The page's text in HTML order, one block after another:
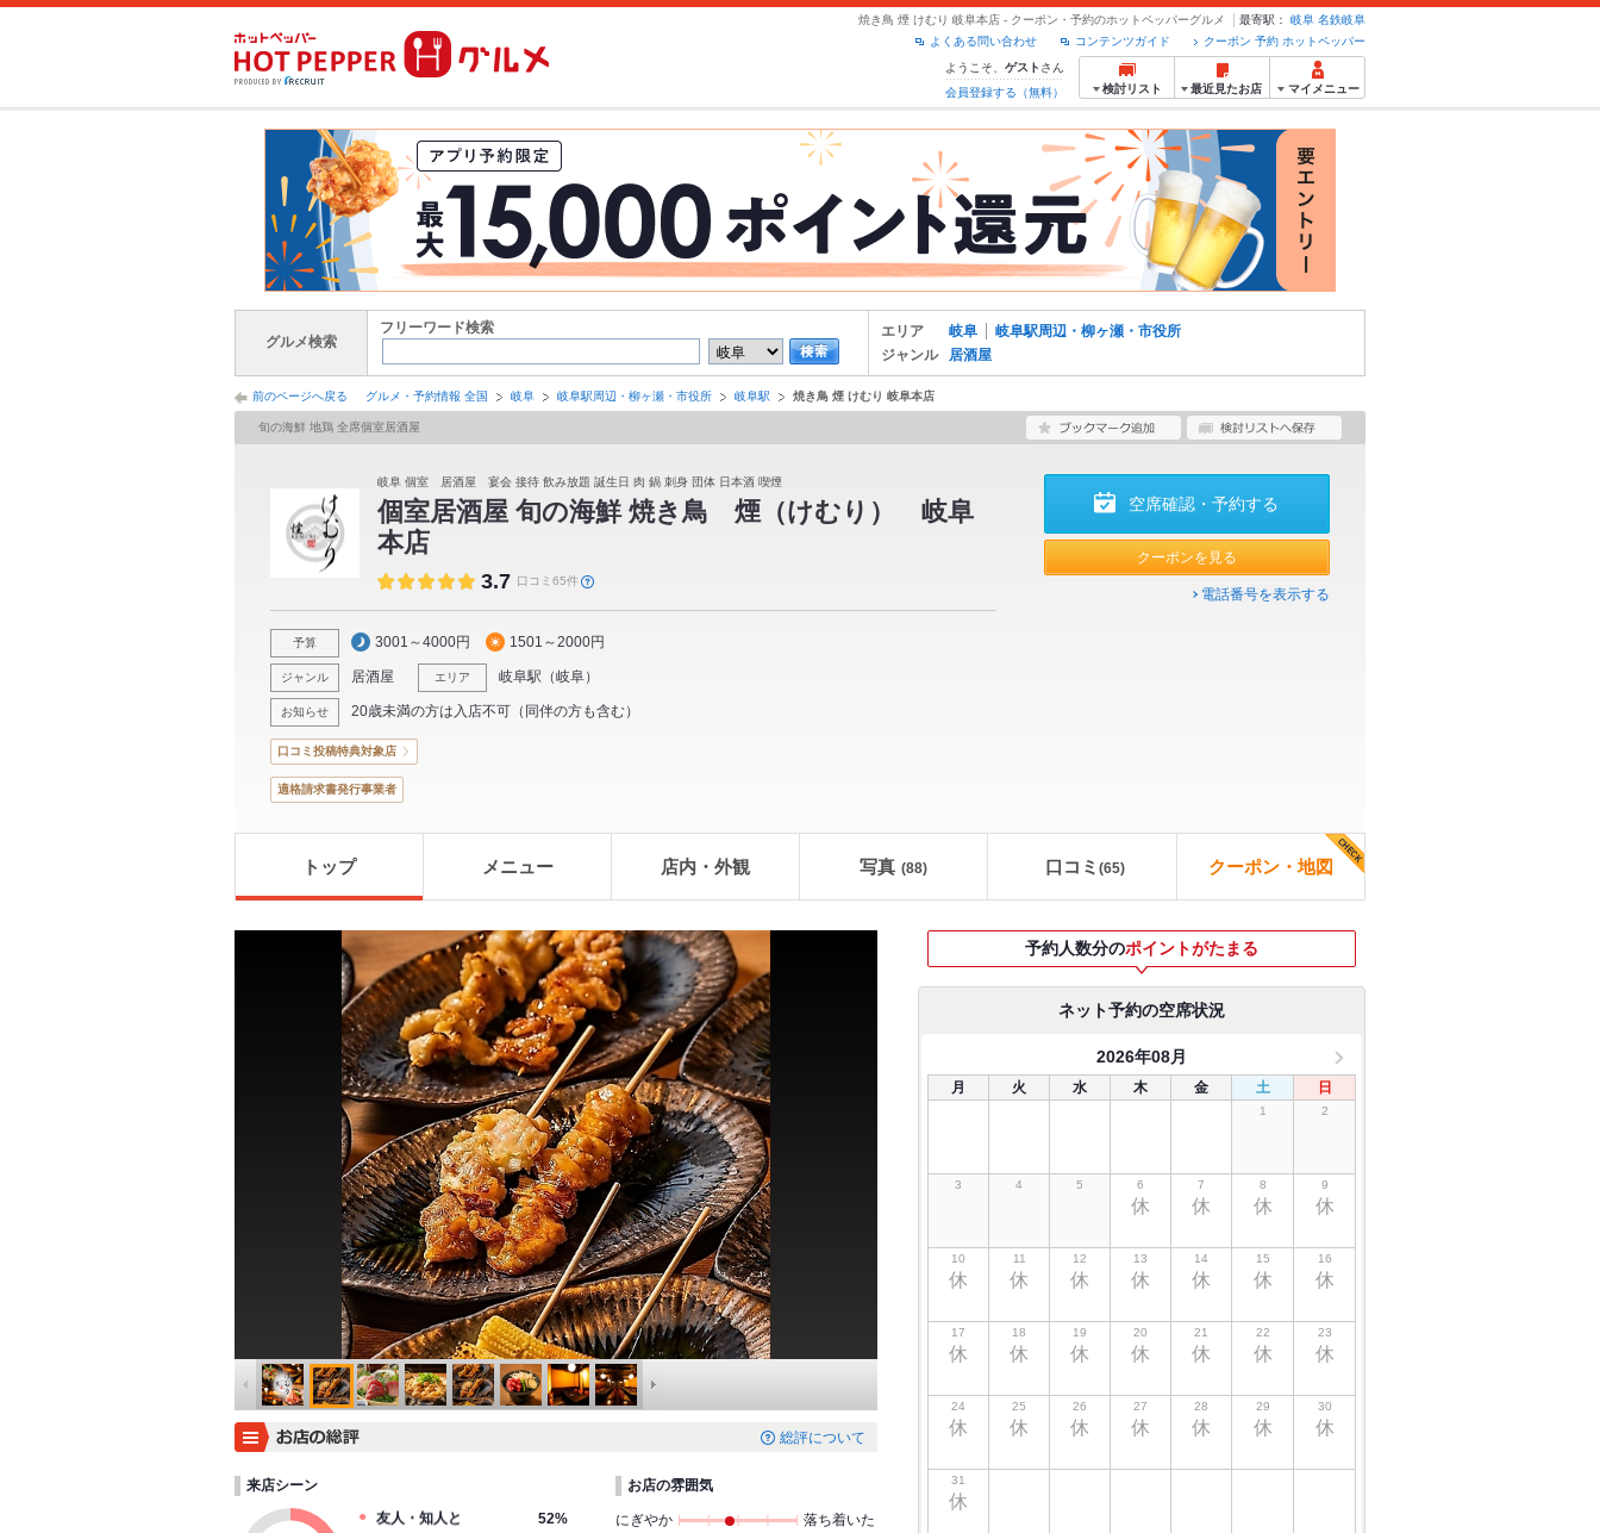
焼き鳥 煙 けむり 岐阜本店 - クーポン・予約のホットペッパーグルメ 最寄駅： 岐阜 名鉄岐阜
クーポン 予約 ホットペッパー
コンテンツガイド
よくある問い合わせ
ようこそ、 ゲスト さん
会員登録する（無料）
検討リスト 最近見たお店 マイメニュー
グルメ検索
フリーワード検索 エリア 岐阜
岐阜駅周辺・柳ヶ瀬・市役所
ジャンル
居酒屋
前のページへ戻る グルメ・予約情報 全国 岐阜 岐阜駅周辺・柳ヶ瀬・市役所 岐阜駅 焼き鳥 煙 けむり 岐阜本店
旬の海鮮 地鶏 全席個室居酒屋
岐阜 個室 居酒屋 宴会 接待 飲み放題 誕生日 肉 鍋 刺身 団体 日本酒 喫煙
個室居酒屋 旬の海鮮 焼き鳥 煙（けむり） 岐阜
本店
3.7 口コミ65件
予算 3001～4000円 1501～2000円
ジャンル 居酒屋 エリア 岐阜駅 （岐阜）
お知らせ 20歳未満の方は入店不可（同伴の方も含む）
空席確認・予約する
クーポンを見る
電話番号を表示する
口コミ投稿特典対象店
適格請求書発行事業者
トップ メニュー 店内・外観 写真 (88) 口コミ (65) クーポン・地図
総評について
来店シーン
友人・知人と
52%
お店の雰囲気
にぎやか
落ち着いた
予約人数分のポイントがたまる
ネット予約の空席状況
2026年08月
月 火 水 木 金 土 日
1 2
3 4 5 6
休
7
休
8
休
9
休
10
休
11
休
12
休
13
休
14
休
15
休
16
休
17
休
18
休
19
休
20
休
21
休
22
休
23
休
24
休
25
休
26
休
27
休
28
休
29
休
30
休
31
休